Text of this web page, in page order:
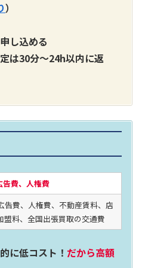
内蔵ラジオ SRF-
ィオ買取価格
）
し込める
は30分～24h以内に返
費、人権費
告費、人権費、不動産賃料、店
料、全国出張買取の交通費
に低コスト！ だから高額